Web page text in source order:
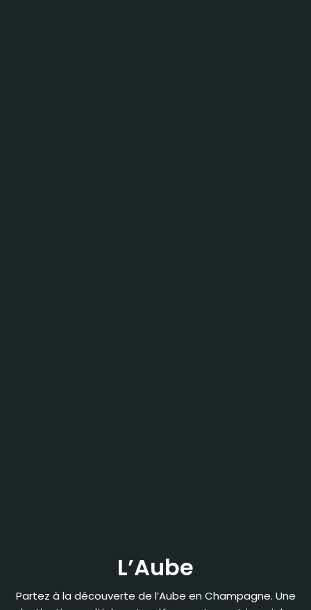
L’Aube
Partez à la découverte de l’Aube en Champagne. Une